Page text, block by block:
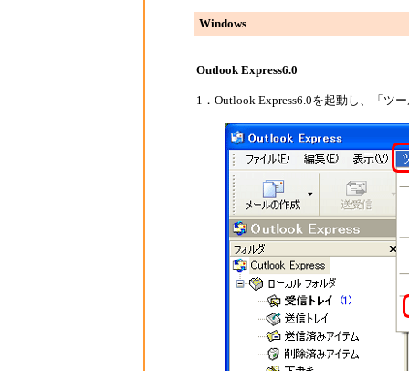
Windows
Outlook Express6.0
1．Outlook Express6.0を起動し、「ツ